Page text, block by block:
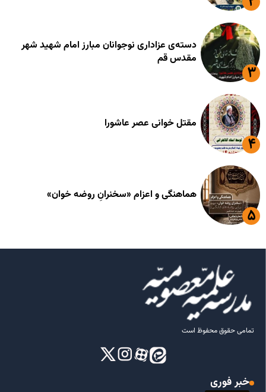
دسته‌ی عزاداری نوجوانان مبارز امام شهید شهر
مقدس قم
مقتل خوانی عصر عاشورا
هماهنگی و اعزام «سخنرانِ روضه خوان»
تمامی حقوق محفوظ است
خبر فوری